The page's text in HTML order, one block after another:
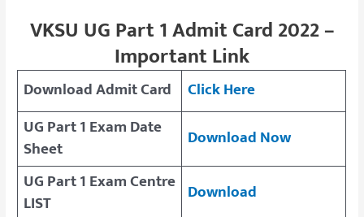
VKSU UG Part 1 Admit Card 2022 –
Important Link
Download Admit Card
Click Here
UG Part 1 Exam Date
Sheet
Download Now
UG Part 1 Exam Centre
LIST
Download